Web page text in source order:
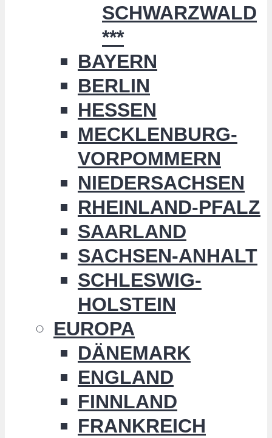
SCHWARZWALD
***
BAYERN
BERLIN
HESSEN
MECKLENBURG-
VORPOMMERN
NIEDERSACHSEN
RHEINLAND-PFALZ
SAARLAND
SACHSEN-ANHALT
SCHLESWIG-
HOLSTEIN
EUROPA
DÄNEMARK
ENGLAND
FINNLAND
FRANKREICH